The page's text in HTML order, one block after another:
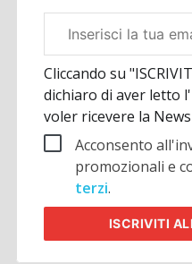
aziendale
Cliccando su
dichiaro di aver letto l'
voler ricevere la
Acconsento
promozionali e
terzi.
ISCRIVITI